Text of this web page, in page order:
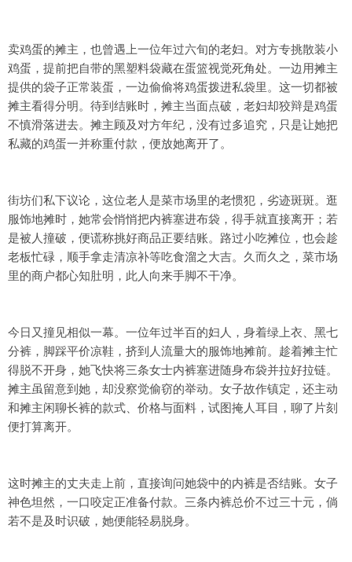
卖鸡蛋的摊主，也曾遇上一位年过六旬的老妇。对方专挑散装小
鸡蛋，提前把自带的黑塑料袋藏在蛋篮视觉死角处。一边用摊主
提供的袋子正常装蛋，一边偷偷将鸡蛋拨进私袋里。这一切都被
摊主看得分明。待到结账时，摊主当面点破，老妇却狡辩是鸡蛋
不慎滑落进去。摊主顾及对方年纪，没有过多追究，只是让她把
私藏的鸡蛋一并称重付款，便放她离开了。
街坊们私下议论，这位老人是菜市场里的老惯犯，劣迹斑斑。逛
服饰地摊时，她常会悄悄把内裤塞进布袋，得手就直接离开；若
是被人撞破，便谎称挑好商品正要结账。路过小吃摊位，也会趁
老板忙碌，顺手拿走清凉补等吃食溜之大吉。久而久之，菜市场
里的商户都心知肚明，此人向来手脚不干净。
今日又撞见相似一幕。一位年过半百的妇人，身着绿上衣、黑七
分裤，脚踩平价凉鞋，挤到人流量大的服饰地摊前。趁着摊主忙
得脱不开身，她飞快将三条女士内裤塞进随身布袋并拉好拉链。
摊主虽留意到她，却没察觉偷窃的举动。女子故作镇定，还主动
和摊主闲聊长裤的款式、价格与面料，试图掩人耳目，聊了片刻
便打算离开。
这时摊主的丈夫走上前，直接询问她袋中的内裤是否结账。女子
神色坦然，一口咬定正准备付款。三条内裤总价不过三十元，倘
若不是及时识破，她便能轻易脱身。